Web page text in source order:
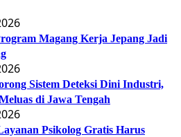
Magang Kerja Jepang Jadi
Sistem Deteksi Dini Industri,
di Jawa Tengah
Psikolog Gratis Harus